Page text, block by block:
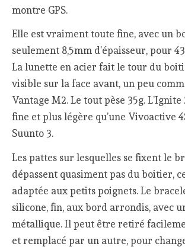
montre GPS.
Elle est vraiment toute fine, avec un
seulement 8,5mm d’épaisseur, pour
La lunette en acier fait le tour du
visible sur la face avant, un peu
Vantage M2. Le tout pèse 35g.
fine et plus légère qu’une Vivoactive
Suunto 3.
Les pattes sur lesquelles se fixent le
dépassent quasiment pas du boitier,
adaptée aux petits poignets. Le
silicone, fin, aux bord arrondis, avec
métallique. Il peut être retiré
et remplacé par un autre, pour